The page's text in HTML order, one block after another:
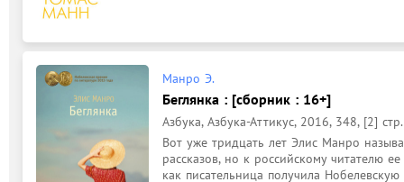
Манро Э.
Беглянка : [сборник : 16+]
Азбука, Азбука-Аттикус, 2016, 348, [2] стр.
Вот уже тридцать лет Элис Манро
рассказов, но к российскому читателю
как писательница получила